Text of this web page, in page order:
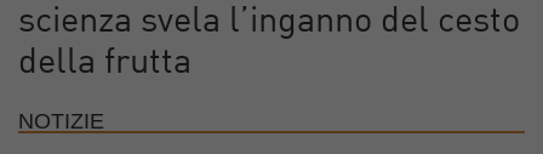
scienza svela l’inganno del cesto
della frutta
NOTIZIE